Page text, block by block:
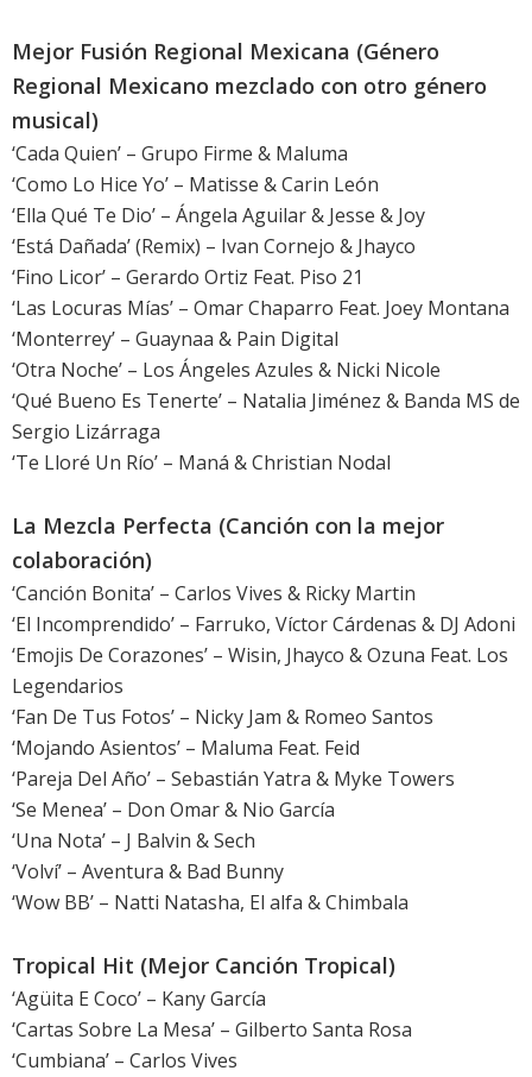
Mejor Fusión Regional Mexicana (Género
Regional Mexicano mezclado con otro género
musical)
‘Cada Quien’ – Grupo Firme & Maluma
‘Como Lo Hice Yo’ – Matisse & Carin León
‘Ella Qué Te Dio’ – Ángela Aguilar & Jesse & Joy
‘Está Dañada’ (Remix) – Ivan Cornejo & Jhayco
‘Fino Licor’ – Gerardo Ortiz Feat. Piso 21
‘Las Locuras Mías’ – Omar Chaparro Feat. Joey Montana
‘Monterrey’ – Guaynaa & Pain Digital
‘Otra Noche’ – Los Ángeles Azules & Nicki Nicole
‘Qué Bueno Es Tenerte’ – Natalia Jiménez & Banda MS de
Sergio Lizárraga
‘Te Lloré Un Río’ – Maná & Christian Nodal
La Mezcla Perfecta (Canción con la mejor
colaboración)
‘Canción Bonita’ – Carlos Vives & Ricky Martin
‘El Incomprendido’ – Farruko, Víctor Cárdenas & DJ Adoni
‘Emojis De Corazones’ – Wisin, Jhayco & Ozuna Feat. Los
Legendarios
‘Fan De Tus Fotos’ – Nicky Jam & Romeo Santos
‘Mojando Asientos’ – Maluma Feat. Feid
‘Pareja Del Año’ – Sebastián Yatra & Myke Towers
‘Se Menea’ – Don Omar & Nio García
‘Una Nota’ – J Balvin & Sech
‘Volví’ – Aventura & Bad Bunny
‘Wow BB’ – Natti Natasha, El alfa & Chimbala
Tropical Hit (Mejor Canción Tropical)
‘Agüita E Coco’ – Kany García
‘Cartas Sobre La Mesa’ – Gilberto Santa Rosa
‘Cumbiana’ – Carlos Vives